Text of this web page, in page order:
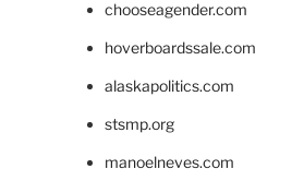
chooseagender.com
hoverboardssale.com
alaskapolitics.com
stsmp.org
manoelneves.com